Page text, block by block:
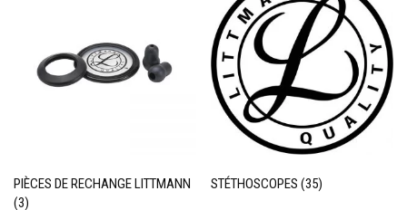
PIÈCES DE RECHANGE LITTMANN
(3)
STÉTHOSCOPES(35)